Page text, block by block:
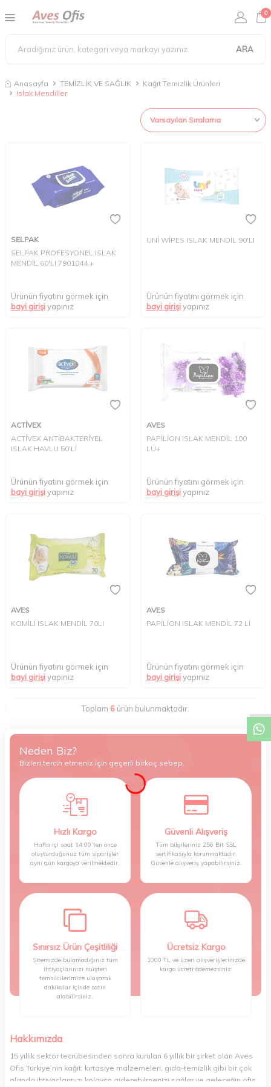
ARA
0
Anasayfa TEMİZLİK VE SAĞLIK
Kağıt Temizlik Ürünleri
Islak Mendiller
SELPAK
SELPAK PROFESYONEL ISLAK
MENDİL 60'LI 7901044 +
Ürünün fiyatını görmek için
bayi girişiyapınız
UNİ WİPES ISLAK MENDİL 90'LI
Ürünün fiyatını görmek için
bayi girişiyapınız
ACTİVEX
ACTİVEX ANTİBAKTERİYEL
ISLAK HAVLU 50'Lİ
Ürünün fiyatını görmek için
bayi girişiyapınız
AVES
PAPİLİON ISLAK MENDİL 100
LÜ+
Ürünün fiyatını görmek için
bayi girişiyapınız
AVES
KOMİLİ ISLAK MENDİL 70LI
Ürünün fiyatını görmek için
bayi girişiyapınız
AVES
PAPİLİON ISLAK MENDİL 72 Lİ
Ürünün fiyatını görmek için
bayi girişiyapınız
Toplam 6 ürün bulunmaktadır.
Neden Biz?
Bizleri tercih etmeniz için geçerli birkaç sebep.
Hızlı Kargo
Hafta içi saat 14:00’ten önce
oluşturduğunuz tüm siparişler
aynı gün kargoya verilmektedir.
Güvenli Alışveriş
Tüm bilgileriniz 256 Bit SSL
sertifikasıyla korunmaktadır.
Güvenle alışveriş yapabilirsiniz.
Sınırsız Ürün Çeşitliliği
Sitemizde bulamadığınız tüm
ihtiyaçlarınızı müşteri
temsilcilerimize ulaşarak
dakikalar içinde satın
alabilirsiniz.
Ücretsiz Kargo
1000 TL ve üzeri alışverişlerinizde
kargo ücreti ödemezsiniz.
Hakkımızda
15 yıllık sektör tecrübesinden sonra kurulan 6 yıllık bir şirket olan Aves
Ofis Türkiye’nin kağıt, kırtasiye malzemeleri, gıda-temizlik gibi bir çok
alanda ihtiyaçlarınızı kolayca giderebilmenizi sağlar ve geleceğin ofis